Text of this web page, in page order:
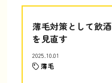
薄毛対策として飲酒
を見直す
2025.10.01
薄毛